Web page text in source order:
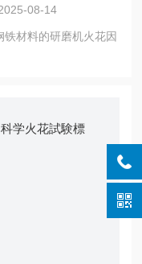
08-14
材料的研磨机火花因